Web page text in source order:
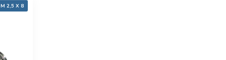
M 2,5 X 8